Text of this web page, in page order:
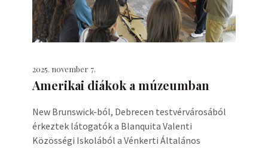
2025. november 7.
Amerikai diákok a múzeumban
New Brunswick-ból, Debrecen testvérvárosából
érkeztek látogatók a Blanquita Valenti
Közösségi Iskolából a Vénkerti Általános